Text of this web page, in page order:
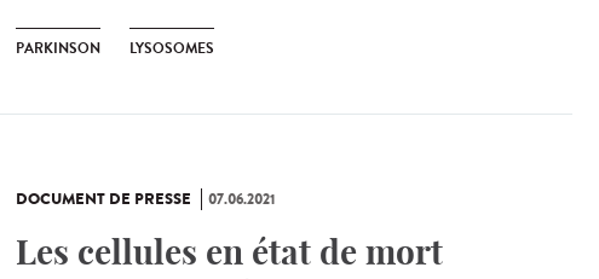
PARKINSON LYSOSOMES
DOCUMENT DE PRESSE 07.06.2021
Les cellules en état de mort